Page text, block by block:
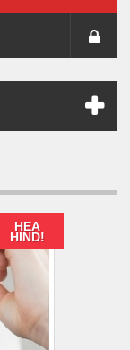
HEA
HIND!